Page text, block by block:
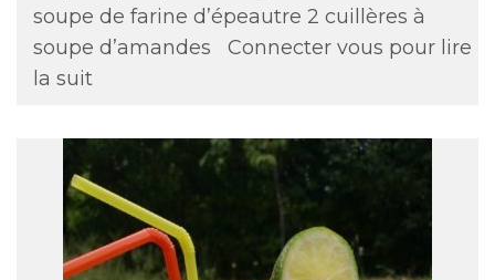
soupe de farine d’épeautre 2 cuillères à
soupe d’amandes
Connecter vous pour lire
la suit